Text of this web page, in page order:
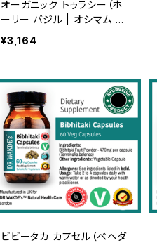
オーガニック トゥラシー（ホ
ーリー バジル | オシマム サ
ンクタム）（250g）Organic T
ulsi | Raw, Crude, Dried |
¥3,164
ビビータカ カプセル（ベヘダ